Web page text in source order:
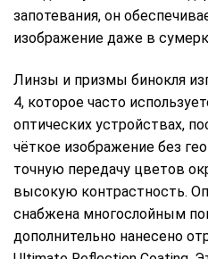
запотевания, он
изображение даже в
Линзы и призмы бинокля
4, которое часто
оптических устройствах,
чёткое изображение без
точную передачу цветов
высокую контрастность.
снабжена многослойным
дополнительно нанесено